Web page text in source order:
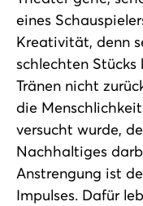
eines
Kreativität, denn
schlechten
Tränen nicht
die
versucht wurde,
Nachhaltiges
Anstrengung ist
Impulses. Dafür